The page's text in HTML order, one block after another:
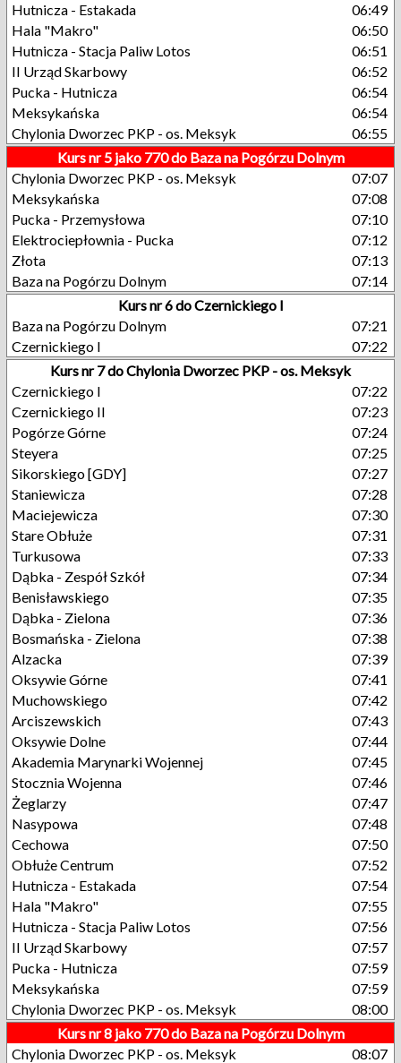
Hutnicza - Estakada
06:49
Hala "Makro"
06:50
Hutnicza - Stacja Paliw Lotos
06:51
II Urząd Skarbowy
06:52
Pucka - Hutnicza
06:54
Meksykańska
06:54
Chylonia Dworzec PKP - os. Meksyk
06:55
Kurs nr 5 jako 770 do Baza na Pogórzu Dolnym
Chylonia Dworzec PKP - os. Meksyk
07:07
Meksykańska
07:08
Pucka - Przemysłowa
07:10
Elektrociepłownia - Pucka
07:12
Złota
07:13
Baza na Pogórzu Dolnym
07:14
Kurs nr 6 do Czernickiego I
Baza na Pogórzu Dolnym
07:21
Czernickiego I
07:22
Kurs nr 7 do Chylonia Dworzec PKP - os. Meksyk
Czernickiego I
07:22
Czernickiego II
07:23
Pogórze Górne
07:24
Steyera
07:25
Sikorskiego [GDY]
07:27
Staniewicza
07:28
Maciejewicza
07:30
Stare Obłuże
07:31
Turkusowa
07:33
Dąbka - Zespół Szkół
07:34
Benisławskiego
07:35
Dąbka - Zielona
07:36
Bosmańska - Zielona
07:38
Alzacka
07:39
Oksywie Górne
07:41
Muchowskiego
07:42
Arciszewskich
07:43
Oksywie Dolne
07:44
Akademia Marynarki Wojennej
07:45
Stocznia Wojenna
07:46
Żeglarzy
07:47
Nasypowa
07:48
Cechowa
07:50
Obłuże Centrum
07:52
Hutnicza - Estakada
07:54
Hala "Makro"
07:55
Hutnicza - Stacja Paliw Lotos
07:56
II Urząd Skarbowy
07:57
Pucka - Hutnicza
07:59
Meksykańska
07:59
Chylonia Dworzec PKP - os. Meksyk
08:00
Kurs nr 8 jako 770 do Baza na Pogórzu Dolnym
Chylonia Dworzec PKP - os. Meksyk
08:07